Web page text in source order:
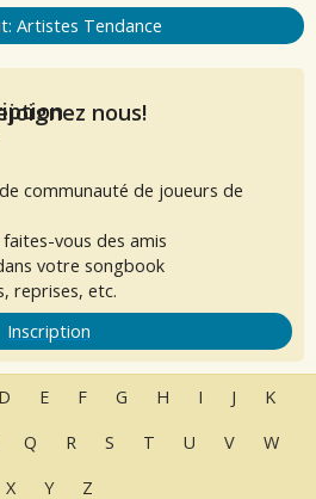
Artistes Tendance
nous!
communauté de joueurs de
vous des amis
votre songbook
reprises, etc.
Inscription
D E F G H I J
K
Q R S T U V
W
X
Y Z